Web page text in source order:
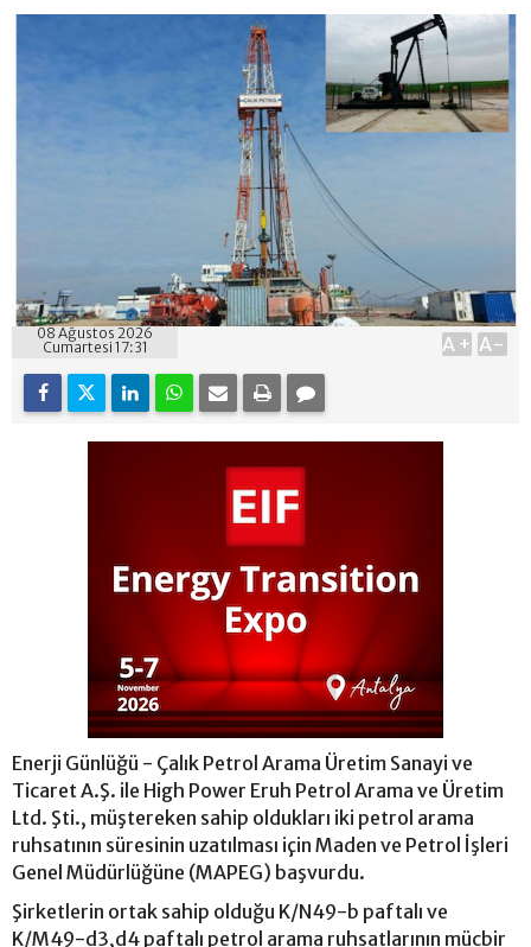
08 Ağustos 2026
Cumartesi 17:31
A+ A-
Enerji Günlüğü - Çalık Petrol Arama Üretim Sanayi ve
Ticaret A.Ş. ile High Power Eruh Petrol Arama ve Üretim
Ltd. Şti., müştereken sahip oldukları iki petrol arama
ruhsatının süresinin uzatılması için Maden ve Petrol İşleri
Genel Müdürlüğüne (MAPEG) başvurdu.
Şirketlerin ortak sahip olduğu K/N49-b paftalı ve
K/M49-d3,d4 paftalı petrol arama ruhsatlarının mücbir